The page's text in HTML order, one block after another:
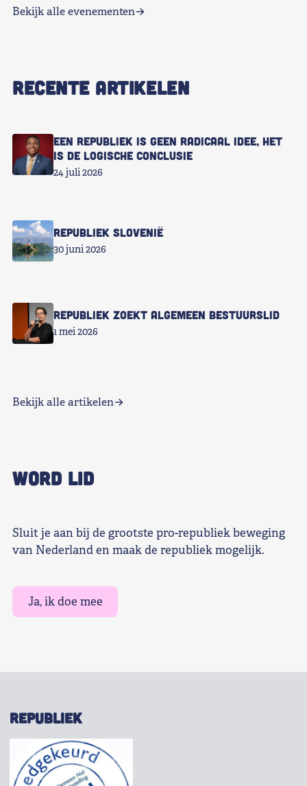
Bekijk alle evenementen
RECENTE ARTIKELEN
Een republiek is geen radicaal idee, het
is de logische conclusie
24 juli 2026
Republiek Slovenië
30 juni 2026
Republiek zoekt Algemeen Bestuurslid
1 mei 2026
Bekijk alle artikelen
WORD LID
Sluit je aan bij de grootste pro-republiek beweging
van Nederland en maak de republiek mogelijk.
Ja, ik doe mee
REPUBLIEK